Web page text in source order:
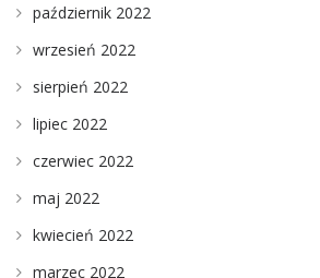
październik 2022
wrzesień 2022
sierpień 2022
lipiec 2022
czerwiec 2022
maj 2022
kwiecień 2022
marzec 2022